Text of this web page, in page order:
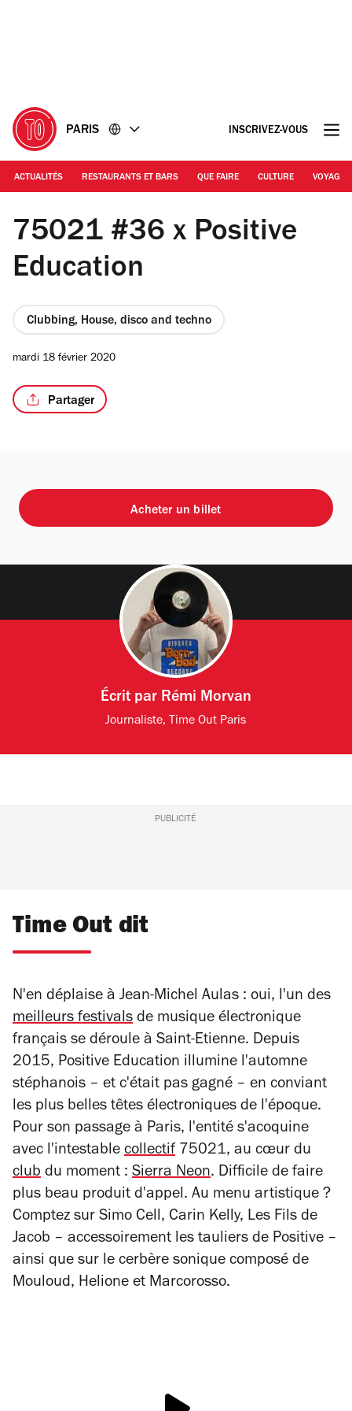
PARIS INSCRIVEZ-VOUS
ACTUALITÉS RESTAURANTS ET BARS QUE FAIRE CULTURE VOYAGE
Antoine Besse
75021 #36 x Positive
Education
Clubbing, House, disco and techno
mardi 18 février 2020
Partager
Acheter un billet
Écrit par Rémi Morvan
Journaliste, Time Out Paris
PUBLICITÉ
Time Out dit
N'en déplaise à Jean-Michel Aulas : oui, l'un des
meilleurs festivals de musique électronique
français se déroule à Saint-Etienne. Depuis
2015, Positive Education illumine l'automne
stéphanois – et c'était pas gagné – en conviant
les plus belles têtes électroniques de l'époque.
Pour son passage à Paris, l'entité s'acoquine
avec l'intestable collectif 75021, au cœur du
club du moment : Sierra Neon. Difficile de faire
plus beau produit d'appel. Au menu artistique ?
Comptez sur Simo Cell, Carin Kelly, Les Fils de
Jacob – accessoirement les tauliers de Positive –
ainsi que sur le cerbère sonique composé de
Mouloud, Helione et Marcorosso.